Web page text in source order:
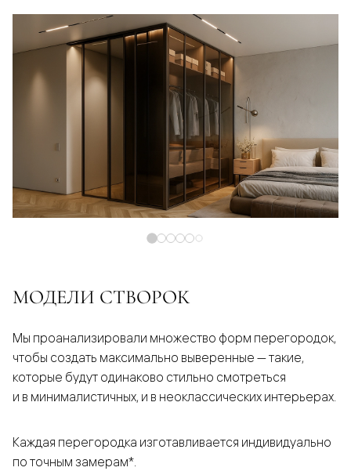
МОДЕЛИ СТВОРОК
Мы проанализировали множество форм перегородок,
чтобы создать максимально выверенные — такие,
которые будут одинаково стильно смотреться
и в минималистичных, и в неоклассических интерьерах.
Каждая перегородка изготавливается индивидуально
по точным замерам*.